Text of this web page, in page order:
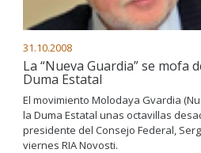
31.10.2008
La “Nueva Guardia” se mofa
Duma Estatal
El movimiento Molodaya Gvardia
la Duma Estatal unas octavillas
presidente del Consejo Federal,
viernes RIA Novosti.